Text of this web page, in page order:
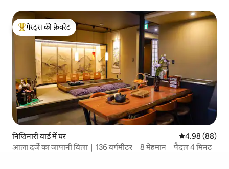
गेस्ट्स का टॉप फ़ेवरेट
गेस्ट्स की फ़ेवरेट
निशिनारी वार्ड में घर औसत रेटिंग 5 में
4.98 (88)
आला दर्जे का जापानी विला｜136 वर्गमीटर｜8 मेहमान｜पैदल 4 मिनट